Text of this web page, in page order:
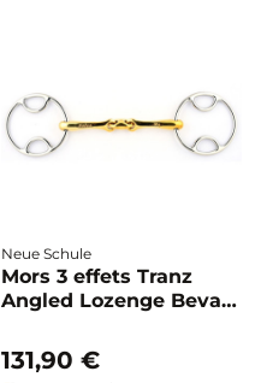
Neue Schule
Mors 3 effets Tranz
Angled Lozenge Beval -
131,90 €